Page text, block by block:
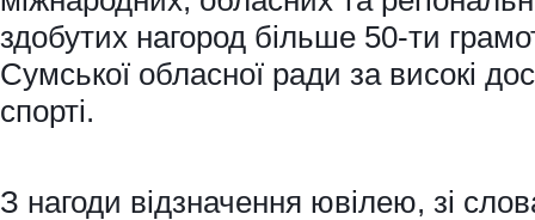
здобутих нагород більше 50-ти
Сумської обласної ради за високі
спорті.
З нагоди відзначення ювілею, зі